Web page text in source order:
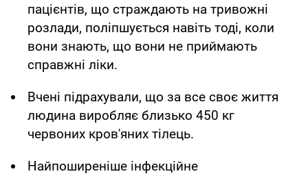
пацієнтів, що страждають на тривожні
розлади, поліпшується навіть тоді, коли
вони знають, що вони не приймають
справжні ліки.
Вчені підрахували, що за все своє життя
людина виробляє близько 450 кг
червоних кров'яних тілець.
Найпоширеніше інфекційне